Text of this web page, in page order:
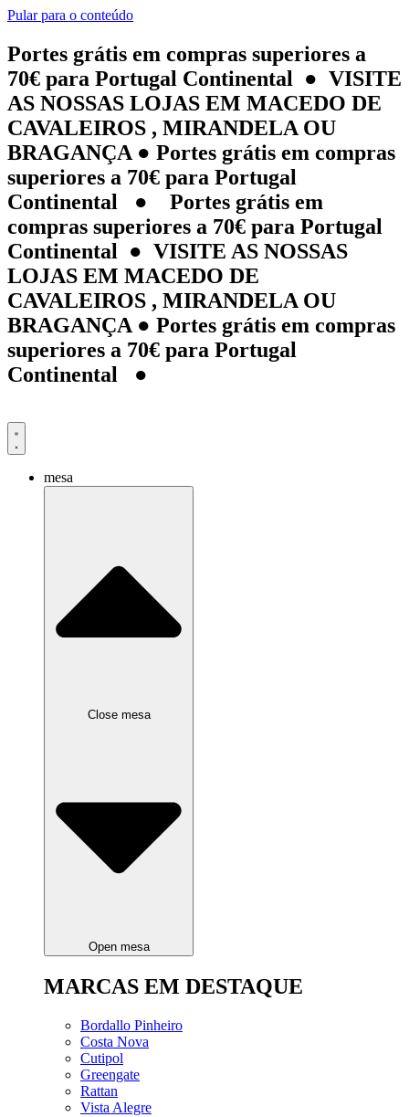
Pular para o conteúdo
Portes grátis em compras superiores a
70€ para Portugal Continental ● VISITE
AS NOSSAS LOJAS EM MACEDO DE
CAVALEIROS , MIRANDELA OU
BRAGANÇA ● Portes grátis em compras
superiores a 70€ para Portugal
Continental ● Portes grátis em
compras superiores a 70€ para Portugal
Continental ● VISITE AS NOSSAS
LOJAS EM MACEDO DE
CAVALEIROS , MIRANDELA OU
BRAGANÇA ● Portes grátis em compras
superiores a 70€ para Portugal
Continental ●
mesa
Close mesa
Open mesa
MARCAS EM DESTAQUE
Bordallo Pinheiro
Costa Nova
Cutipol
Greengate
Rattan
Vista Alegre